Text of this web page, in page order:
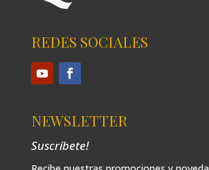
REDES SOCIALES
NEWSLETTER
Suscríbete!